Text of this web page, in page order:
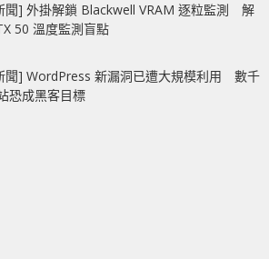
聞] 外掛解鎖 Blackwell VRAM 逐粒監測 解
50 溫度監測盲點
聞] WordPress 新漏洞已遭大規模利用 數千
恐成黑客目標